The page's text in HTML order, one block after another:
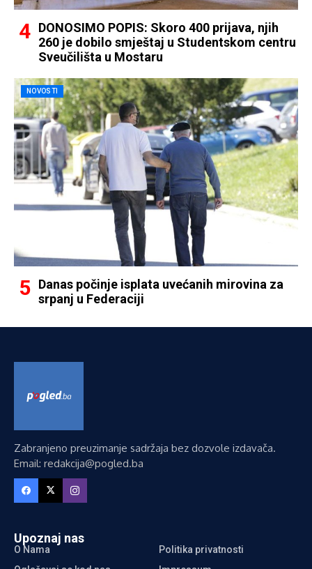
DONOSIMO POPIS: Skoro 400 prijava, njih
260 je dobilo smještaj u Studentskom centru
Sveučilišta u Mostaru
NOVOSTI
Danas počinje isplata uvećanih mirovina za
srpanj u Federaciji
Zabranjeno preuzimanje sadržaja bez dozvole izdavača.
Email: redakcija@pogled.ba
Upoznaj nas
O Nama
Politika privatnosti